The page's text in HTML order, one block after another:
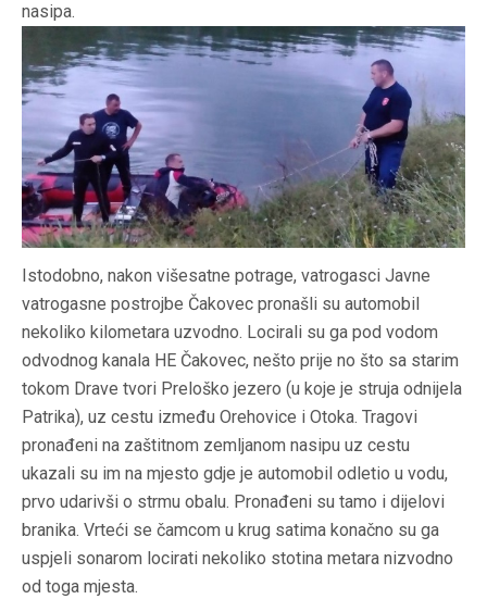
nasipa.
Istodobno, nakon višesatne potrage, vatrogasci Javne
vatrogasne postrojbe Čakovec pronašli su automobil
nekoliko kilometara uzvodno. Locirali su ga pod vodom
odvodnog kanala HE Čakovec, nešto prije no što sa starim
tokom Drave tvori Preloško jezero (u koje je struja odnijela
Patrika), uz cestu između Orehovice i Otoka. Tragovi
pronađeni na zaštitnom zemljanom nasipu uz cestu
ukazali su im na mjesto gdje je automobil odletio u vodu,
prvo udarivši o strmu obalu. Pronađeni su tamo i dijelovi
branika. Vrteći se čamcom u krug satima konačno su ga
uspjeli sonarom locirati nekoliko stotina metara nizvodno
od toga mjesta.